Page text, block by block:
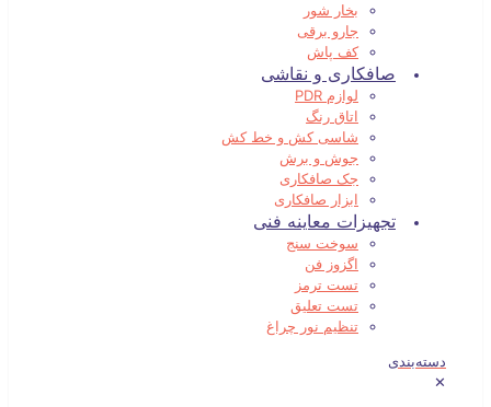
بخار شور
جارو برقی
کف پاش
صافکاری و نقاشی
لوازم PDR
اتاق رنگ
شاسی کش و خط کش
جوش و برش
جک صافکاری
ابزار صافکاری
تجهیزات معاینه فنی
سوخت سنج
اگزوز فن
تست ترمز
تست تعلیق
تنظیم نور چراغ
دسته‌بندی
✕